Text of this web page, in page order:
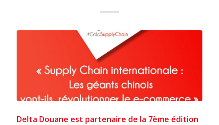
Delta Douane est partenaire de la 7ème édition